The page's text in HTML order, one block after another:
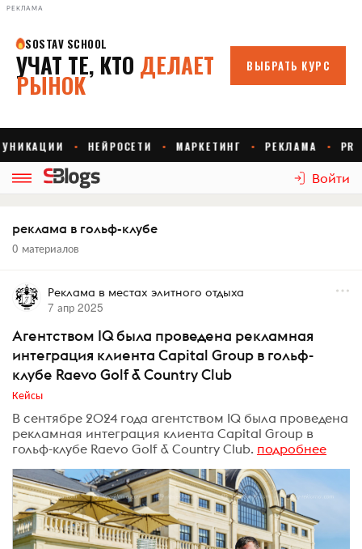
РЕКЛАМА
Войти
реклама в гольф-клубе
0 материалов
Реклама в местах элитного отдыха
7 апр 2025
Агентством IQ была проведена рекламная
интеграция клиента Capital Group в гольф-
клубе Raevo Golf & Country Club
Кейсы
В сентябре 2024 года агентством IQ была проведена
рекламная интеграция клиента Capital Group в
гольф-клубе Raevo Golf & Country Club. подробнее